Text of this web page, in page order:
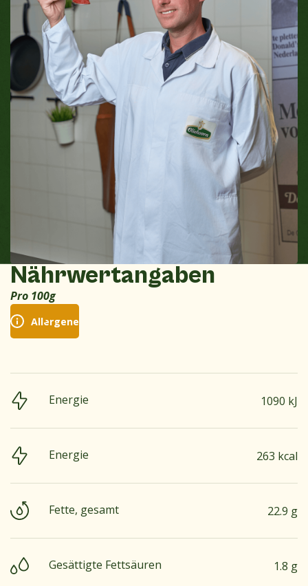
Nährwertangaben
Pro 100g
Allergene
Energie 1090 kJ
Energie 263 kcal
Fette, gesamt 22.9 g
Gesättigte Fettsäuren 1.8 g